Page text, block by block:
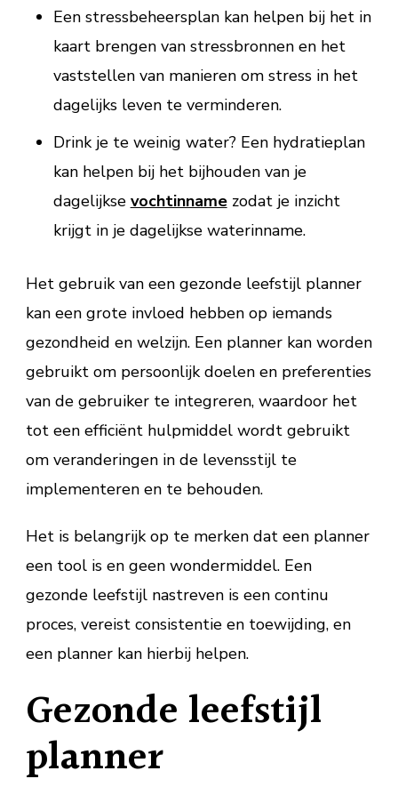
Een stressbeheersplan kan helpen bij het in
kaart brengen van stressbronnen en het
vaststellen van manieren om stress in het
dagelijks leven te verminderen.
Drink je te weinig water? Een hydratieplan
kan helpen bij het bijhouden van je
dagelijkse vochtinnamezodat je inzicht
krijgt in je dagelijkse waterinname.
Het gebruik van een gezonde leefstijl planner
kan een grote invloed hebben op iemands
gezondheid en welzijn. Een planner kan worden
gebruikt om persoonlijk doelen en preferenties
van de gebruiker te integreren, waardoor het
tot een efficiënt hulpmiddel wordt gebruikt
om veranderingen in de levensstijl te
implementeren en te behouden.
Het is belangrijk op te merken dat een planner
een tool is en geen wondermiddel. Een
gezonde leefstijl nastreven is een continu
proces, vereist consistentie en toewijding, en
een planner kan hierbij helpen.
Gezonde leefstijl
planner